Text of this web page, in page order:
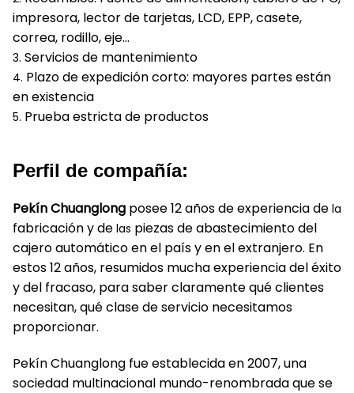
impresora, lector de tarjetas, LCD, EPP, casete,
correa, rodillo, eje…
3. Servicios de mantenimiento
4. Plazo de expedición corto: mayores partes están
en existencia
5. Prueba estricta de productos
Perfil de compañía:
Pekín Chuanglong posee 12 años de experiencia de la
fabricación y de las piezas de abastecimiento del
cajero automático en el país y en el extranjero. En
estos 12 años, resumidos mucha experiencia del éxito
y del fracaso, para saber claramente qué clientes
necesitan, qué clase de servicio necesitamos
proporcionar.
Pekín Chuanglong fue establecida en 2007, una
sociedad multinacional mundo-renombrada que se